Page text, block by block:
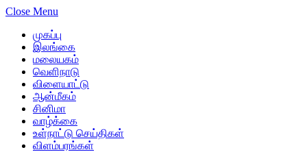
Close Menu
முகப்பு
இலங்கை
மலையகம்
வெளிநாடு
விளையாட்டு
ஆன்மீகம்
சினிமா
வாழ்க்கை
உள்நாட்டு செய்திகள்
விளம்பரங்கள்